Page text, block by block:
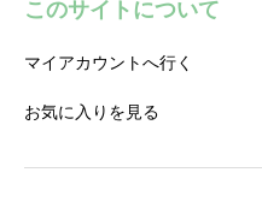
このサイトについて
マイアカウントへ行く
お気に入りを見る